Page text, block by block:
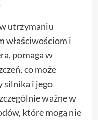
utrzymaniu
właściwościom i
pomaga w
co może
silnika i jego
ważne w
które mogą nie